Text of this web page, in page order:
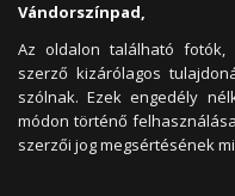
Vándorszínpad,
Az oldalon található
szerző kizárólagos
szólnak. Ezek engedély
módon történő
szerzői jog megsértésének